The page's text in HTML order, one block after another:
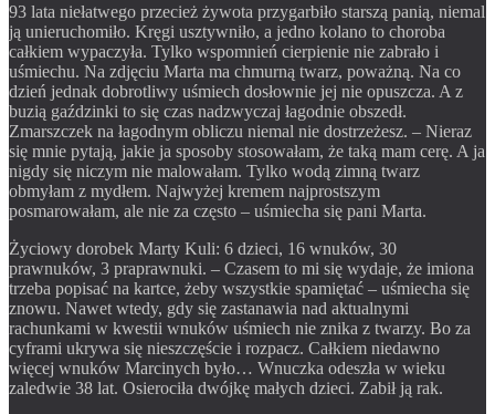
93 lata niełatwego przecież żywota przygarbiło starszą panią, niemal
ją unieruchomiło. Kręgi usztywniło, a jedno kolano to choroba
całkiem wypaczyła. Tylko wspomnień cierpienie nie zabrało i
uśmiechu. Na zdjęciu Marta ma chmurną twarz, poważną. Na co
dzień jednak dobrotliwy uśmiech dosłownie jej nie opuszcza. A z
buzią gaździnki to się czas nadzwyczaj łagodnie obszedł.
Zmarszczek na łagodnym obliczu niemal nie dostrzeżesz. – Nieraz
się mnie pytają, jakie ja sposoby stosowałam, że taką mam cerę. A ja
nigdy się niczym nie malowałam. Tylko wodą zimną twarz
obmyłam z mydłem. Najwyżej kremem najprostszym
posmarowałam, ale nie za często – uśmiecha się pani Marta.
Życiowy dorobek Marty Kuli: 6 dzieci, 16 wnuków, 30
prawnuków, 3 praprawnuki. – Czasem to mi się wydaje, że imiona
trzeba popisać na kartce, żeby wszystkie spamiętać – uśmiecha się
znowu. Nawet wtedy, gdy się zastanawia nad aktualnymi
rachunkami w kwestii wnuków uśmiech nie znika z twarzy. Bo za
cyframi ukrywa się nieszczęście i rozpacz. Całkiem niedawno
więcej wnuków Marcinych było… Wnuczka odeszła w wieku
zaledwie 38 lat. Osierociła dwójkę małych dzieci. Zabił ją rak.